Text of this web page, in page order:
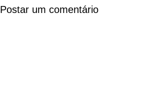
Postar um comentário